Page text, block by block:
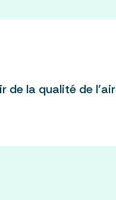
de la qualité de l’air